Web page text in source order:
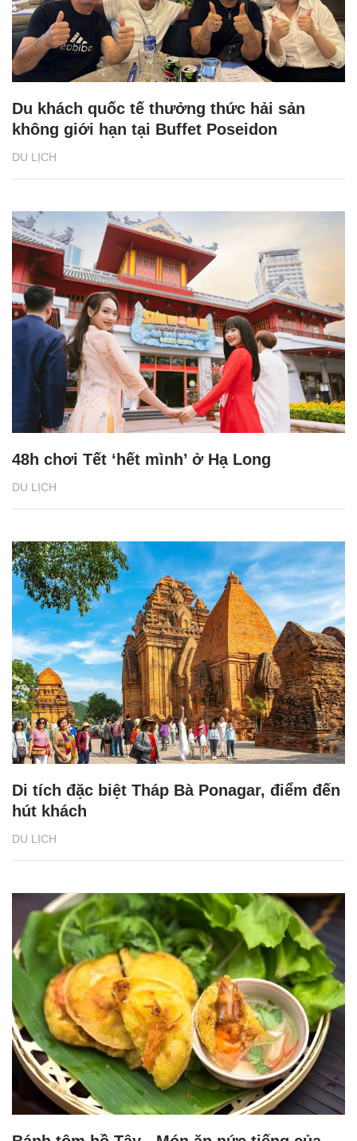
DU LỊCH
Du khách quốc tế thưởng thức hải sản
không giới hạn tại Buffet Poseidon
DU LỊCH
48h chơi Tết ‘hết mình’ ở Hạ Long
DU LỊCH
Di tích đặc biệt Tháp Bà Ponagar, điểm đến
hút khách